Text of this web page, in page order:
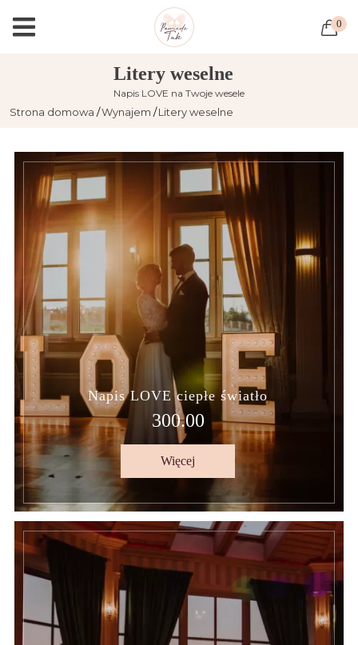
0
Litery weselne
Napis LOVE na Twoje wesele
Strona domowa Wynajem Litery weselne
Napis LOVE ciepłe światło
300.00
Więcej